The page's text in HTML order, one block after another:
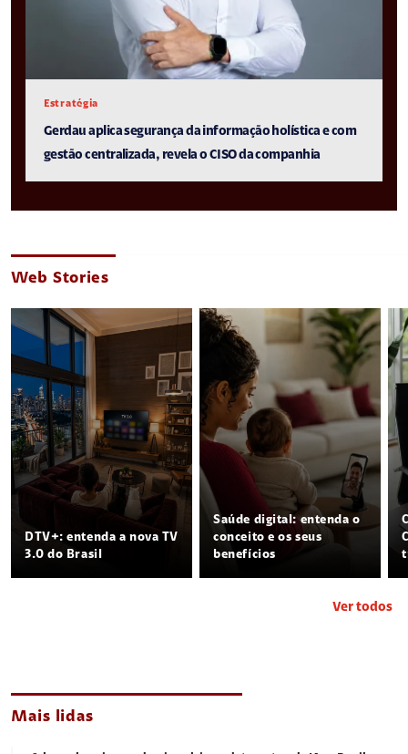
Estratégia
Gerdau aplica segurança da informação holística e com
gestão centralizada, revela o CISO da companhia
Web Stories
DTV+: entenda a nova TV
3.0 do Brasil
Saúde digital: entenda o
conceito e os seus
benefícios
Ver todos
Mais lidas